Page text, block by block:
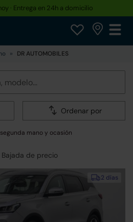
· Entrega en 24h a domicilio
DR AUTOMOBILES
Ordenar por
segunda mano y ocasión
Bajada de precio
2 días